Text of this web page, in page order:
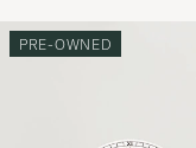
PRE-OWNED